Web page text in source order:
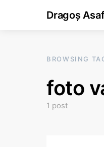
Dragoș
BROWSING
foto
1 post